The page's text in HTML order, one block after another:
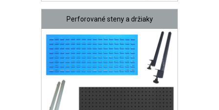
Perforované steny a držiaky